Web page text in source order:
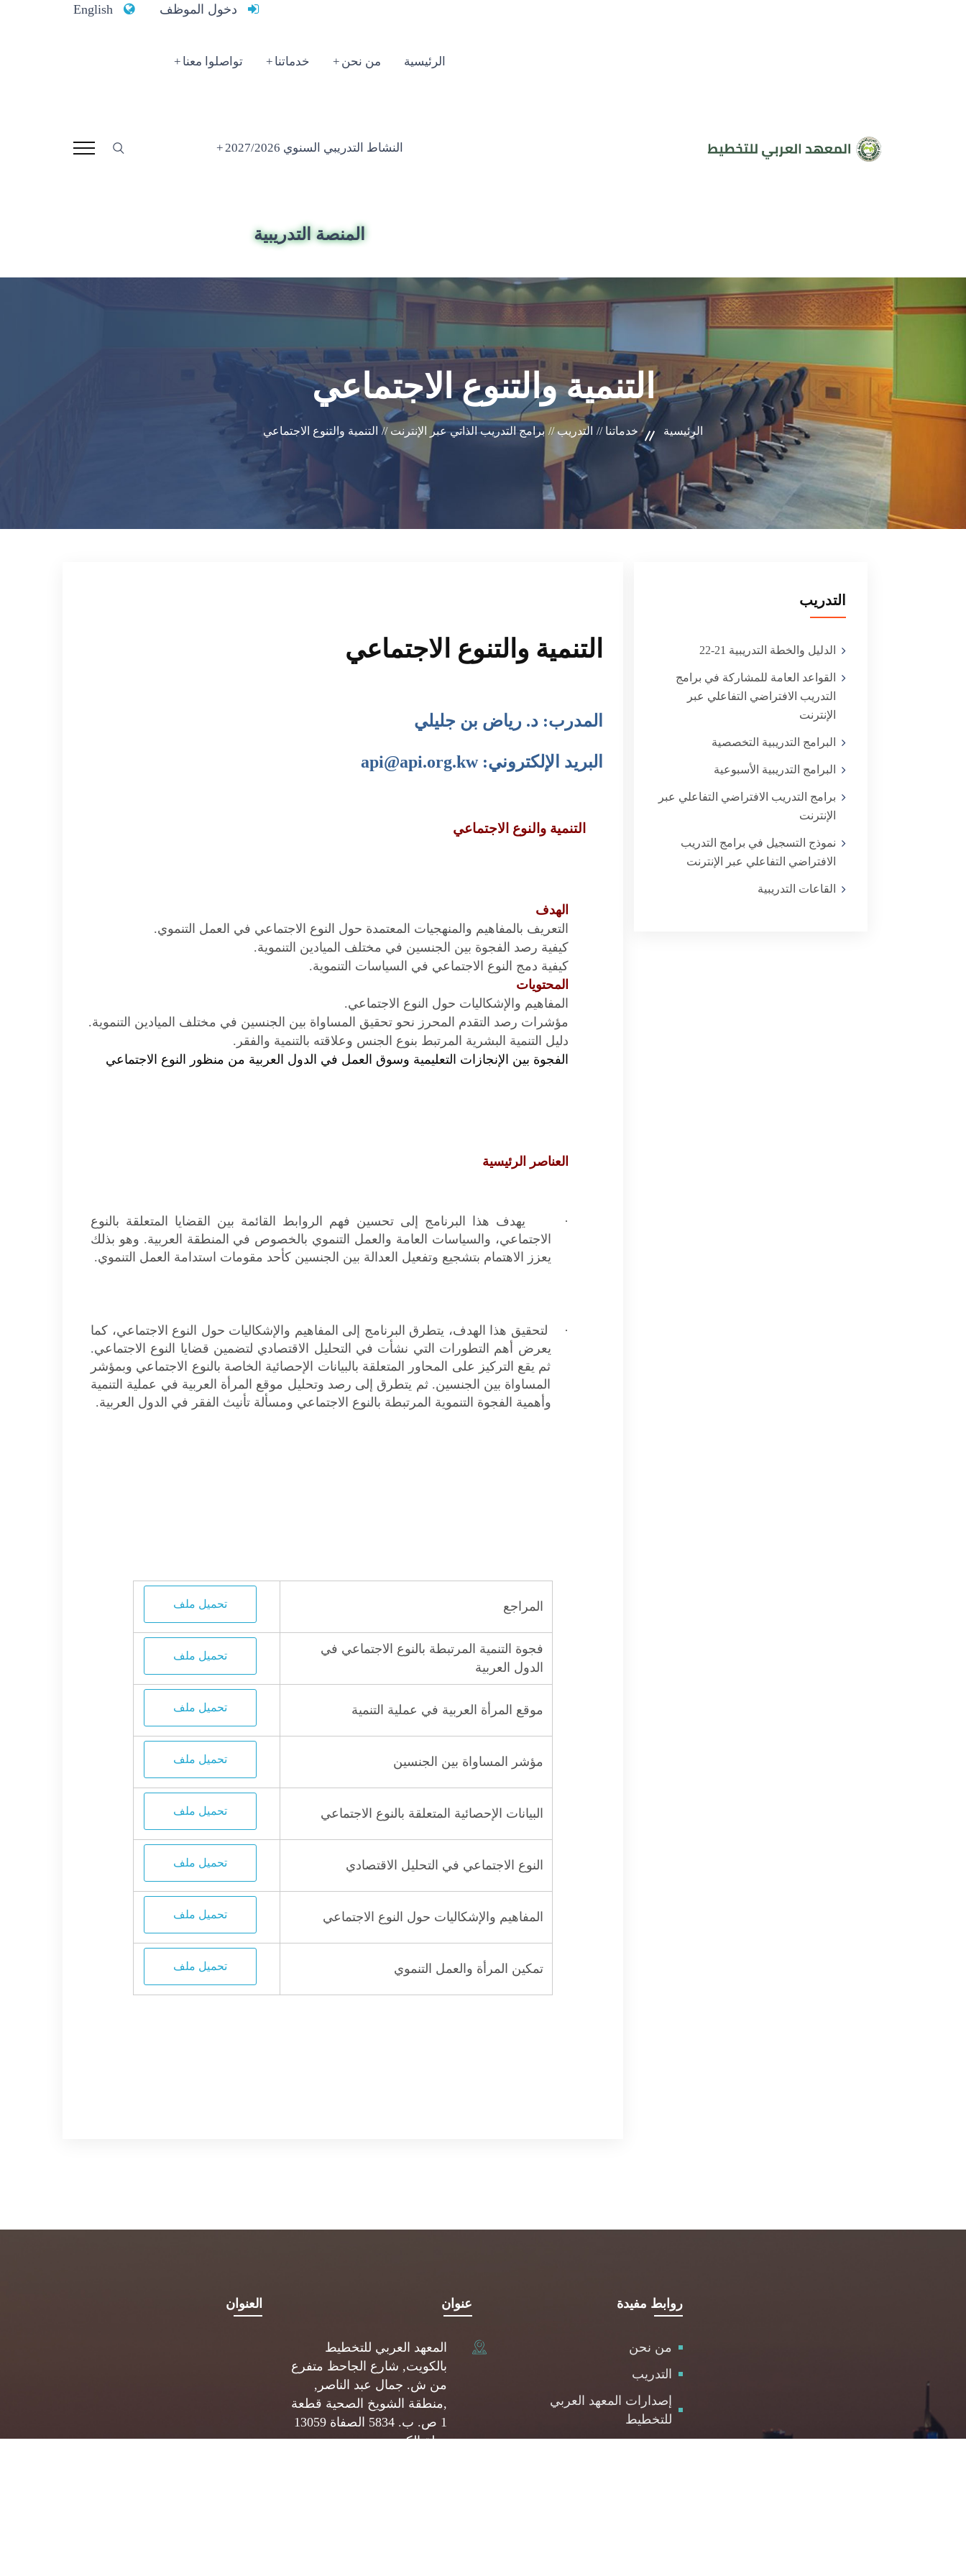
دخول الموظف English
الرئيسية من نحن خدماتنا تواصلوا معنا
النشاط التدريبي السنوي 2027/2026
المنصة التدريبية
التنمية والتنوع الاجتماعي
الرئيسية خدماتنا // التدريب // برامج التدريب الذاتي عبر الإنترنت // التنمية والتنوع الاجتماعي
التنمية والتنوع الاجتماعي
المدرب: د. رياض بن جليلي
البريد الإلكتروني: api@api.org.kw
التنمية والنوع الاجتماعي
الهدف
التعريف بالمفاهيم والمنهجيات المعتمدة حول النوع الاجتماعي في العمل التنموي.
كيفية رصد الفجوة بين الجنسين في مختلف الميادين التنموية.
كيفية دمج النوع الاجتماعي في السياسات التنموية.
المحتويات
المفاهيم والإشكاليات حول النوع الاجتماعي.
مؤشرات رصد التقدم المحرز نحو تحقيق المساواة بين الجنسين في مختلف الميادين التنموية.
دليل التنمية البشرية المرتبط بنوع الجنس وعلاقته بالتنمية والفقر.
الفجوة بين الإنجازات التعليمية وسوق العمل في الدول العربية من منظور النوع الاجتماعي
العناصر الرئيسية
· يهدف هذا البرنامج إلى تحسين فهم الروابط القائمة بين القضايا المتعلقة بالنوع
الاجتماعي، والسياسات العامة والعمل التنموي بالخصوص في المنطقة العربية. وهو بذلك
يعزز الاهتمام بتشجيع وتفعيل العدالة بين الجنسين كأحد مقومات استدامة العمل التنموي.
·
لتحقيق هذا الهدف، يتطرق البرنامج إلى المفاهيم والإشكاليات حول النوع الاجتماعي، كما
يعرض أهم التطورات التي نشأت في التحليل الاقتصادي لتضمين قضايا النوع الاجتماعي.
ثم يقع التركيز على المحاور المتعلقة بالبيانات الإحصائية الخاصة بالنوع الاجتماعي وبمؤشر
المساواة بين الجنسين. ثم يتطرق إلى رصد وتحليل موقع المرأة العربية في عملية التنمية
وأهمية الفجوة التنموية المرتبطة بالنوع الاجتماعي ومسألة تأنيث الفقر في الدول العربية.
المراجع تحميل ملف
فجوة التنمية المرتبطة بالنوع الاجتماعي في
الدول العربية
تحميل ملف
موقع المرأة العربية في عملية التنمية تحميل ملف
مؤشر المساواة بين الجنسين تحميل ملف
البيانات الإحصائية المتعلقة بالنوع الاجتماعي تحميل ملف
النوع الاجتماعي في التحليل الاقتصادي تحميل ملف
المفاهيم والإشكاليات حول النوع الاجتماعي تحميل ملف
تمكين المرأة والعمل التنموي تحميل ملف
التدريب
الدليل والخطة التدريبية 21-22
القواعد العامة للمشاركة في برامج
التدريب الافتراضي التفاعلي عبر
البرامج التدريبية التخصصية
البرامج التدريبية الأسبوعية
برامج التدريب الافتراضي التفاعلي عبر
الإنترنت
نموذج التسجيل في برامج التدريب
الافتراضي التفاعلي عبر الإنترنت
القاعات التدريبية
العنوان عنوان
المعهد العربي للتخطيط
بالكويت, شارع الجاحظ متفرع
من ش. جمال عبد الناصر,
,منطقة الشويخ الصحية قطعة
1 ص. ب. 5834 الصفاة 13059
دولة الكويت
روابط مفيدة
من نحن
التدريب
إصدارات المعهد العربي
للتخطيط